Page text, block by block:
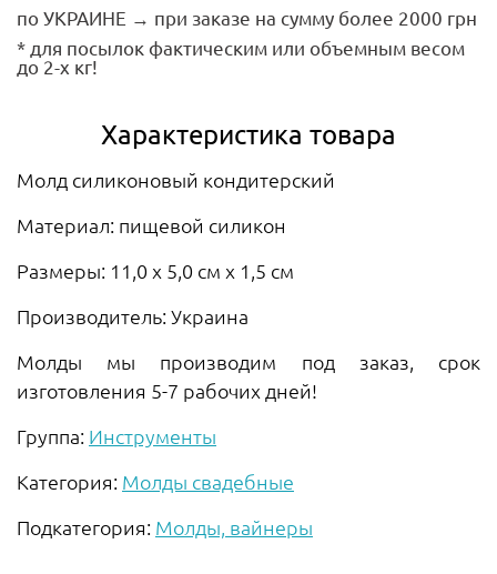
по УКРАИНЕ → при заказе на сумму более 2000 грн
* для посылок фактическим или объемным весом
до 2-х кг!
Характеристика товара
Молд силиконовый кондитерский
Материал: пищевой силикон
Размеры: 11,0 х 5,0 см х 1,5 см
Производитель: Украина
Молды мы производим под заказ, срок
изготовления 5-7 рабочих дней!
Группа: Инструменты
Категория: Молды свадебные
Подкатегория: Молды, вайнеры